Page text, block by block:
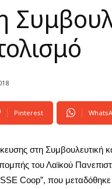
Pinterest
στη Συμβουλευτική
του Λαϊκού
Coop”, που